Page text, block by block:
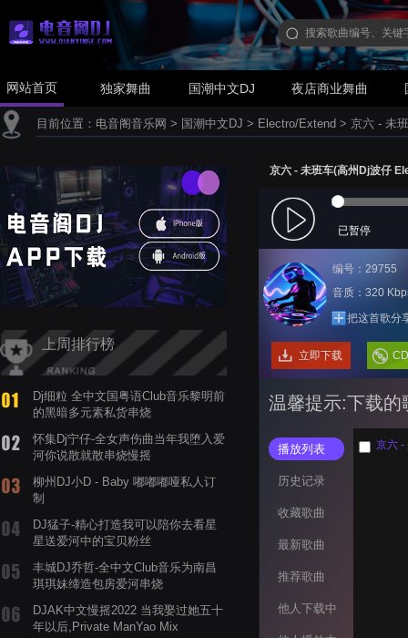
网站首页 独家舞曲 国潮中文DJ 夜店商业舞曲
目前位置： 电音阁音乐网 > 国潮中文DJ > Electro/Extend > 京六 - 未
上周排行榜
Dj细粒 全中文国粤语Club音乐黎明前
的黑暗多元素私货串烧
怀集Dj宁仔-全女声伤曲当年我堕入爱
河你说散就散串烧慢摇
柳州DJ小D - Baby 嘟嘟嘟哑私人订
制
DJ猛子-精心打造我可以陪你去看星
星送爱河中的宝贝粉丝
丰城DJ乔哲-全中文Club音乐为南昌
琪琪妹缔造包房爱河串烧
DJAK中文慢摇2022 当我娶过她五十
年以后,Private ManYao Mix
京六 - 未班车(高州Dj波仔
已暂停
编号：29755
音质：320
把这首歌分
立即下载
温馨提示:下载的
播放列表
历史记录
收藏歌曲
最新歌曲
推荐歌曲
他人下载中
京六 -